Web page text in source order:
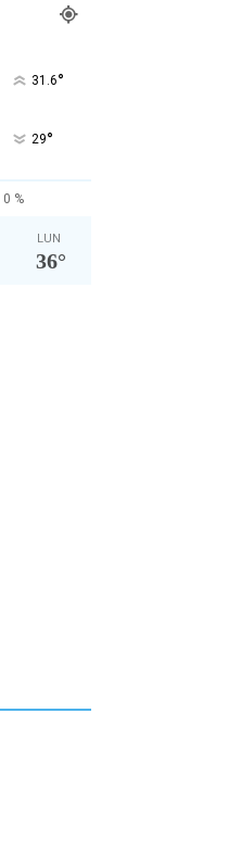
31.6°
29°
0 %
LUN
36°